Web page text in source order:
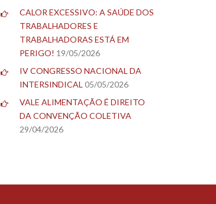
CALOR EXCESSIVO: A SAÚDE DOS
TRABALHADORES E
TRABALHADORAS ESTÁ EM
PERIGO! 19/05/2026
IV CONGRESSO NACIONAL DA
INTERSINDICAL 05/05/2026
VALE ALIMENTAÇÃO É DIREITO
DA CONVENÇÃO COLETIVA
29/04/2026